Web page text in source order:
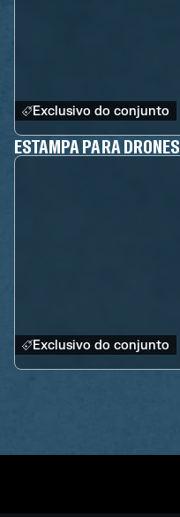
Exclusivo do conjunto
ESTAMPA PARA DRONES
Exclusivo do conjunto